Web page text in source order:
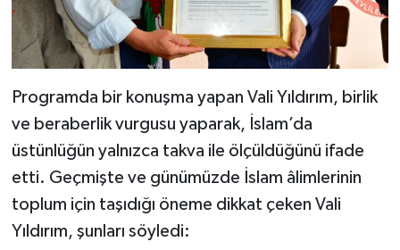
Programda bir konuşma yapan Vali Yıldırım, birlik
ve beraberlik vurgusu yaparak, İslam’da
üstünlüğün yalnızca takva ile ölçüldüğünü ifade
etti. Geçmişte ve günümüzde İslam âlimlerinin
toplum için taşıdığı öneme dikkat çeken Vali
Yıldırım, şunları söyledi: